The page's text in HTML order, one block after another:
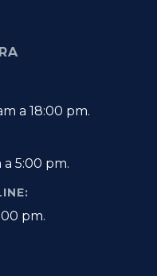
a 18:00 pm.
a 5:00 pm.
pm.